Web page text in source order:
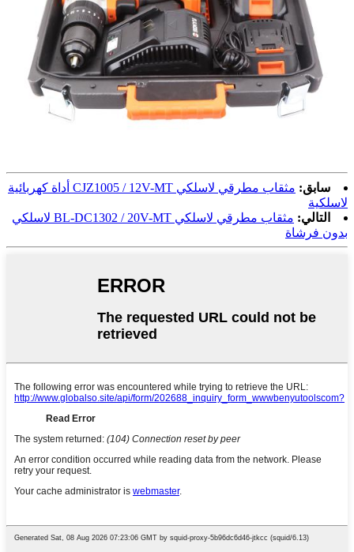
سابق:
مثقاب مطرقي لاسلكي CJZ1005 / 12V-MT أداة كهربائية
لاسلكية
التالي:
مثقاب مطرقي لاسلكي BL-DC1302 / 20V-MT لاسلكي
بدون فرشاة